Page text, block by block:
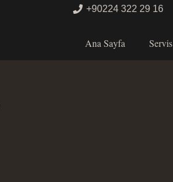
+90224 322 29 16
Ana Sayfa Servis